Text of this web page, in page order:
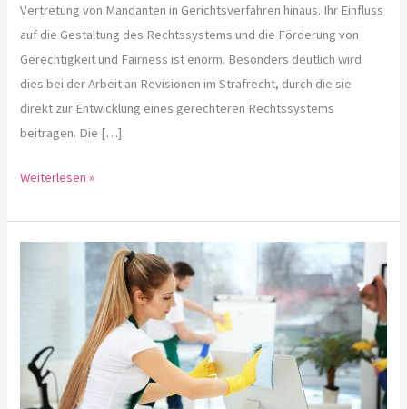
Vertretung von Mandanten in Gerichtsverfahren hinaus. Ihr Einfluss
auf die Gestaltung des Rechtssystems und die Förderung von
Gerechtigkeit und Fairness ist enorm. Besonders deutlich wird
dies bei der Arbeit an Revisionen im Strafrecht, durch die sie
direkt zur Entwicklung eines gerechteren Rechtssystems
beitragen. Die […]
Weiterlesen »
und
O
für